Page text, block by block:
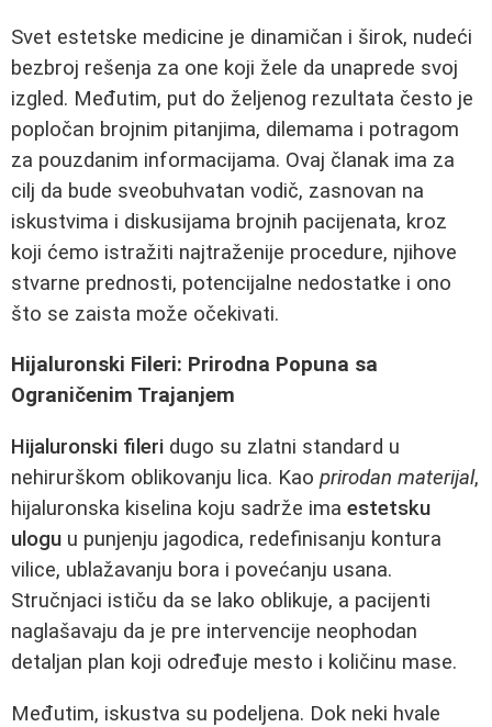
Svet estetske medicine je dinamičan i širok, nudeći
bezbroj rešenja za one koji žele da unaprede svoj
izgled. Međutim, put do željenog rezultata često je
popločan brojnim pitanjima, dilemama i potragom
za pouzdanim informacijama. Ovaj članak ima za
cilj da bude sveobuhvatan vodič, zasnovan na
iskustvima i diskusijama brojnih pacijenata, kroz
koji ćemo istražiti najtraženije procedure, njihove
stvarne prednosti, potencijalne nedostatke i ono
što se zaista može očekivati.
Hijaluronski Fileri: Prirodna Popuna sa
Ograničenim Trajanjem
Hijaluronski fileri dugo su zlatni standard u
nehirurškom oblikovanju lica. Kao prirodan materijal,
hijaluronska kiselina koju sadrže ima estetsku
ulogu u punjenju jagodica, redefinisanju kontura
vilice, ublažavanju bora i povećanju usana.
Stručnjaci ističu da se lako oblikuje, a pacijenti
naglašavaju da je pre intervencije neophodan
detaljan plan koji određuje mesto i količinu mase.
Međutim, iskustva su podeljena. Dok neki hvale